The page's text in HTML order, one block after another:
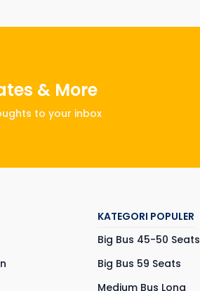
& More
to your inbox
KATEGORI POPULER
Big Bus 45-50 Seats
Big Bus 59 Seats
Medium Bus Long